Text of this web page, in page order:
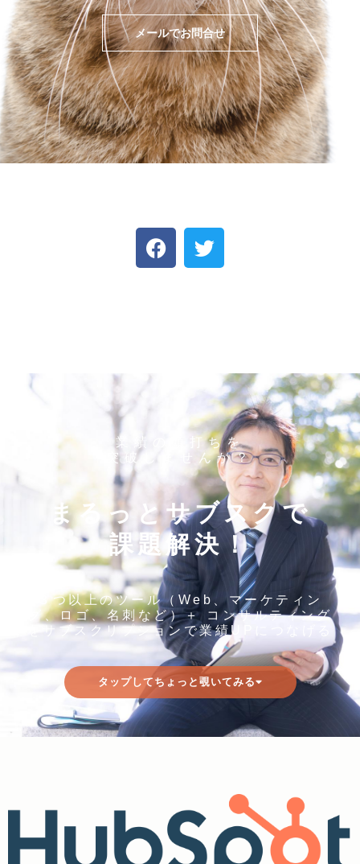
メールでお問合せ
業績の頭打ちを
突破しませんか？
まるっとサブスクで
課題解決！
３つ以上のツール（Web、マーケティン
グ、ロゴ、名刺など）＋ コンサルティング
をサブスクリプションで業績UPにつなげる
タップしてちょっと覗いてみる